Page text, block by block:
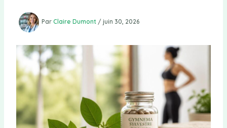
Par Claire Dumont / juin 30, 2026